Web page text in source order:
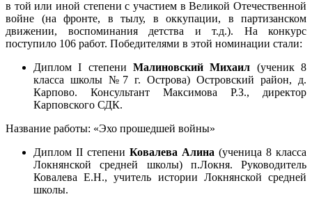
в той или иной степени с участием в Великой Отечественной
войне (на фронте, в тылу, в оккупации, в партизанском
движении, воспоминания детства и т.д.). На конкурс
поступило 106 работ. Победителями в этой номинации стали:
Диплом I степени Малиновский Михаил (ученик 8
класса школы №7 г. Острова) Островский район, д.
Карпово. Консультант Максимова Р.З., директор
Карповского СДК.
Название работы: «Эхо прошедшей войны»
Диплом II степени Ковалева Алина (ученица 8 класса
Локнянской средней школы) п.Локня. Руководитель
Ковалева Е.Н., учитель истории Локнянской средней
школы.